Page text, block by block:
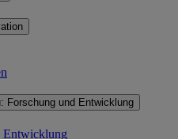
Forschung und Entwicklung
Entwicklung